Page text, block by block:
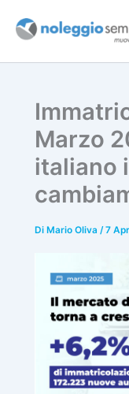
Marzo
italiano
Di Mario Oliva /7